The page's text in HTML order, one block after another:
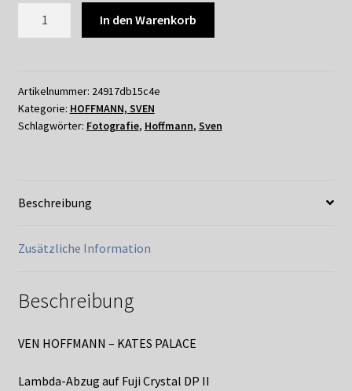
KATES
PALACE
Menge
In den Warenkorb
Artikelnummer: 24917db15c4e
Kategorie: HOFFMANN, SVEN
Schlagwörter: Fotografie, Hoffmann, Sven
Beschreibung
Zusätzliche Information
Beschreibung
VEN HOFFMANN – KATES PALACE
Lambda-Abzug auf Fuji Crystal DP II